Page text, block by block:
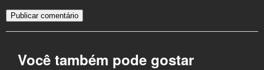
Você também pode gostar